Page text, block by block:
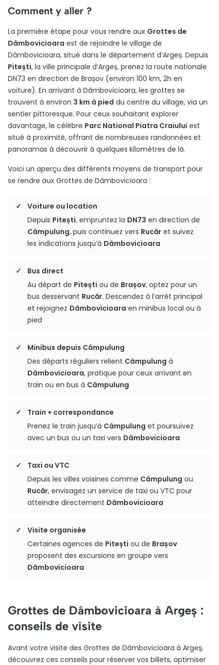
Comment y aller ?
La première étape pour vous rendre aux Grottes de
Dâmbovicioara est de rejoindre le village de
Dâmbovicioara, situé dans le département d’Argeș. Depuis
Pitești, la ville principale d’Argeș, prenez la route nationale
DN73 en direction de Brașov (environ 100 km, 2h en
voiture). En arrivant à Dâmbovicioara, les grottes se
trouvent à environ 3 km à pied du centre du village, via un
sentier pittoresque. Pour ceux souhaitant explorer
davantage, le célèbre Parc National Piatra Craiului est
situé à proximité, offrant de nombreuses randonnées et
panoramas à découvrir à quelques kilomètres de là.
Voici un aperçu des différents moyens de transport pour
se rendre aux Grottes de Dâmbovicioara :
Voiture ou location
Depuis Pitești, empruntez la DN73 en direction de
Câmpulung, puis continuez vers Rucăr et suivez
les indications jusqu’à Dâmbovicioara
Bus direct
Au départ de Pitești ou de Brașov, optez pour un
bus desservant Rucăr. Descendez à l’arrêt principal
et rejoignez Dâmbovicioara en minibus local ou à
pied
Minibus depuis Câmpulung
Des départs réguliers relient Câmpulung à
Dâmbovicioara, pratique pour ceux arrivant en
train ou en bus à Câmpulung
Train + correspondance
Prenez le train jusqu’à Câmpulung et poursuivez
avec un bus ou un taxi vers Dâmbovicioara
Taxi ou VTC
Depuis les villes voisines comme Câmpulung ou
Rucăr, envisagez un service de taxi ou VTC pour
atteindre directement Dâmbovicioara
Visite organisée
Certaines agences de Pitești ou de Brașov
proposent des excursions en groupe vers
Dâmbovicioara
Grottes de Dâmbovicioara à Argeș :
conseils de visite
Avant votre visite des Grottes de Dâmbovicioara à Argeș,
découvrez ces conseils pour réserver vos billets, optimiser